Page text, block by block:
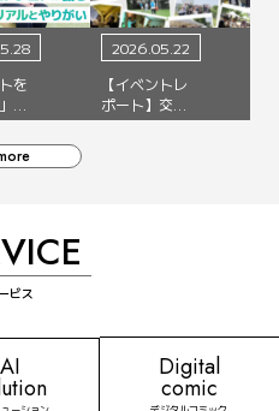
を
技
ジ
、
2026.05.22
【イベントレ
ポート】交流
を大切にする
AI Digital
comic